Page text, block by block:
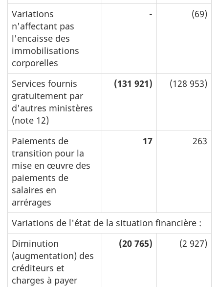
Variations
n'affectant pas
l'encaisse des
immobilisations
corporelles
- (69)
Services fournis
gratuitement par
d'autres ministères
(note 12)
(131 921) (128 953)
Paiements de
transition pour la
mise en œuvre des
paiements de
salaires en
arrérages
17 263
Variations de l'état de la situation financière :
Diminution
(augmentation) des
créditeurs et
charges à payer
(20 765) (2 927)